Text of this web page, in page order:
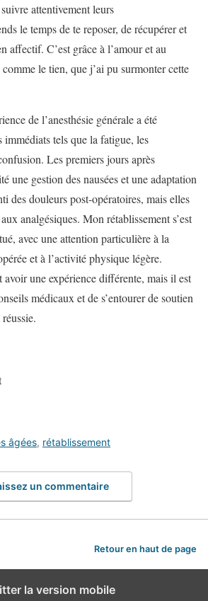
attentivement leurs
le temps de te reposer, de récupérer et
affectif. C’est grâce à l’amour et au
le tien, que j’ai pu surmonter cette
de l’anesthésie générale a été
immédiats tels que la fatigue, les
Les premiers jours après
une gestion des nausées et une adaptation
des douleurs post-opératoires, mais elles
analgésiques. Mon rétablissement s’est
avec une attention particulière à la
et à l’activité physique légère.
avoir une expérience différente, mais il est
médicaux et de s’entourer de soutien
âgées, rétablissement
un commentaire
Retour en haut de page
la version mobile